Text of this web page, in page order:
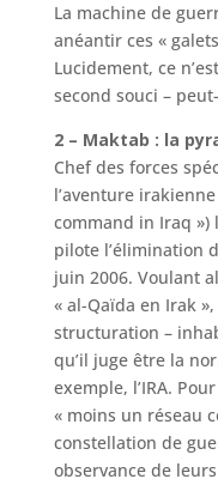
La machine de
anéantir ces «
Lucidement, ce
second souci –
2 – Maktab : la
Chef des forces
l’aventure
command in Iraq »)
pilote l’élimination
juin 2006. Voulant
« al-Qaïda en Irak
structuration –
qu’il juge être la
exemple, l’IRA.
« moins un réseau
constellation de
observance de